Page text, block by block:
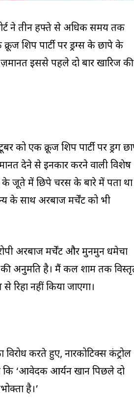
ने तीन हफ्ते से अधिक समय तक
शिप पार्टी पर ड्रग्स के छापे के
इससे पहले दो बार खारिज की
को एक क्रूज शिप पार्टी पर ड्रग
देने से इनकार करने वाली विशेष
के जूते में छिपे चरस के बारे में पता था
के साथ अरबाज मर्चेंट को भी
अरबाज मर्चेंट और मुनमुन धमेचा
की अनुमति है। मैं कल शाम तक
नहीं किया जाएगा।
करते हुए, नारकोटिक्स कंट्रोल
कि ‘आवेदक आर्यन खान पिछले दो
है।’